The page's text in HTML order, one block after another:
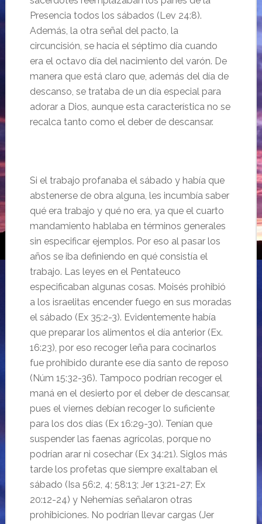
Presencia todos los sábados (Lev 24:8).
Además, la otra señal del pacto, la
circuncisión, se hacía el séptimo día cuando
era el octavo día del nacimiento del varón. De
manera que está claro que, además del día de
descanso, se trataba de un día especial para
adorar a Dios, aunque esta característica no se
recalca tanto como el deber de descansar.
Si el trabajo profanaba el sábado y había que
abstenerse de obra alguna, les incumbía saber
qué era trabajo y qué no era, ya que el cuarto
mandamiento hablaba en términos generales
sin especificar ejemplos. Por eso al pasar los
años se iba definiendo en qué consistía el
trabajo. Las leyes en el Pentateuco
especificaban algunas cosas. Moisés prohibió
a los israelitas encender fuego en sus moradas
el sábado (Ex 35:2-3). Evidentemente había
que preparar los alimentos el día anterior (Ex.
16:23), por eso recoger leña para cocinarlos
fue prohibido durante ese día santo de reposo
(Núm 15:32-36). Tampoco podrían recoger el
maná en el desierto por el deber de descansar,
pues el viernes debían recoger lo suficiente
para los dos días (Ex 16:29-30). Tenían que
suspender las faenas agrícolas, porque no
podrían arar ni cosechar (Ex 34:21). Siglos más
tarde los profetas que siempre exaltaban el
sábado (Isa 56:2, 4; 58:13; Jer 13:21-27; Ex
20:12-24) y Nehemías señalaron otras
prohibiciones. No podrían llevar cargas (Jer